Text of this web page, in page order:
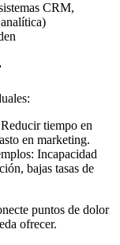
CRM,
tiempo en
en marketing.
Incapacidad
bajas tasas de
puntos de dolor
ofrecer.